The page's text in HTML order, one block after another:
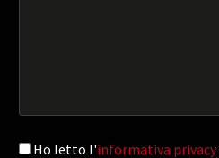
Ho letto l'informativa privacy